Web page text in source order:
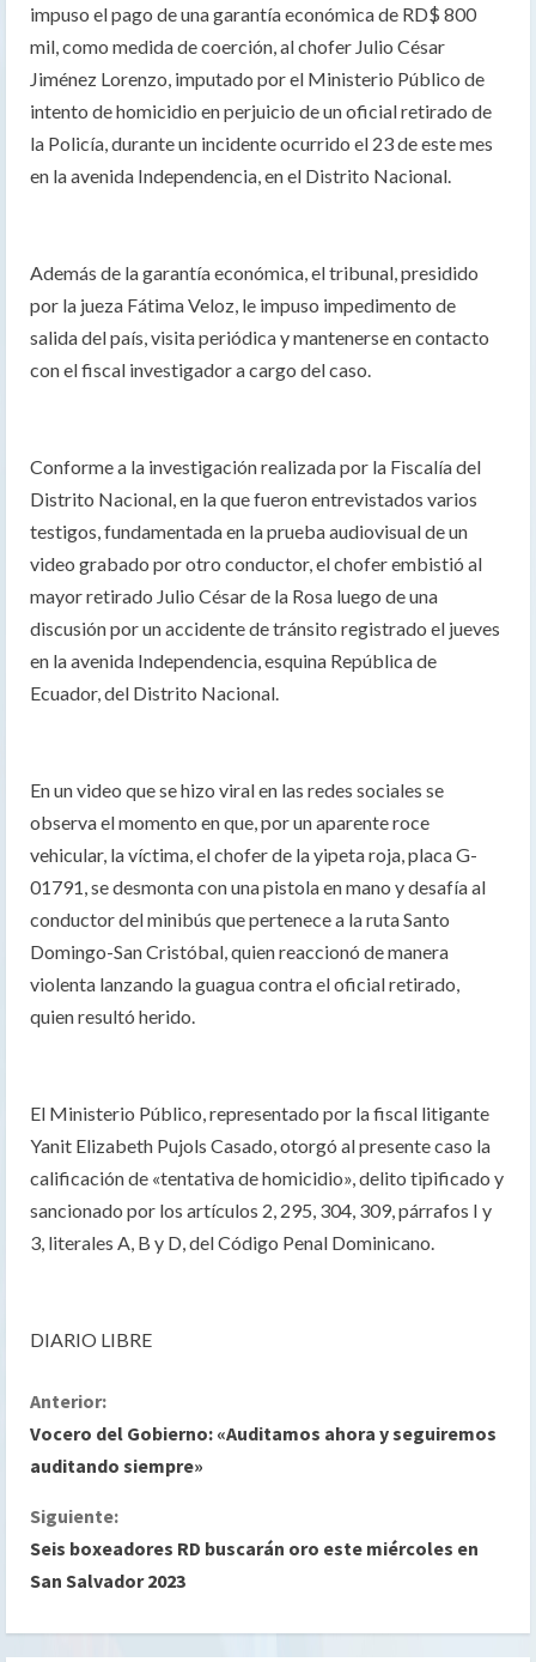
impuso el pago de una garantía económica de RD$ 800
mil, como medida de coerción, al chofer Julio César
Jiménez Lorenzo, imputado por el Ministerio Público de
intento de homicidio en perjuicio de un oficial retirado de
la Policía, durante un incidente ocurrido el 23 de este mes
en la avenida Independencia, en el Distrito Nacional.
Además de la garantía económica, el tribunal, presidido
por la jueza Fátima Veloz, le impuso impedimento de
salida del país, visita periódica y mantenerse en contacto
con el fiscal investigador a cargo del caso.
Conforme a la investigación realizada por la Fiscalía del
Distrito Nacional, en la que fueron entrevistados varios
testigos, fundamentada en la prueba audiovisual de un
video grabado por otro conductor, el chofer embistió al
mayor retirado Julio César de la Rosa luego de una
discusión por un accidente de tránsito registrado el jueves
en la avenida Independencia, esquina República de
Ecuador, del Distrito Nacional.
En un video que se hizo viral en las redes sociales se
observa el momento en que, por un aparente roce
vehicular, la víctima, el chofer de la yipeta roja, placa G-
01791, se desmonta con una pistola en mano y desafía al
conductor del minibús que pertenece a la ruta Santo
Domingo-San Cristóbal, quien reaccionó de manera
violenta lanzando la guagua contra el oficial retirado,
quien resultó herido.
El Ministerio Público, representado por la fiscal litigante
Yanit Elizabeth Pujols Casado, otorgó al presente caso la
calificación de «tentativa de homicidio», delito tipificado y
sancionado por los artículos 2, 295, 304, 309, párrafos I y
3, literales A, B y D, del Código Penal Dominicano.
DIARIO LIBRE
S
i
g
u
Anterior:
Vocero del Gobierno: «Auditamos ahora y seguiremos
auditando siempre»
Siguiente:
Seis boxeadores RD buscarán oro este miércoles en
San Salvador 2023